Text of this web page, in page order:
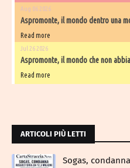
Aug 06 2026
Aspromonte, il mondo dentro una
Read more
Jul 26 2026
Aspromonte, il mondo che non
Read more
ARTICOLI PIÙ LETTI
Sogas,